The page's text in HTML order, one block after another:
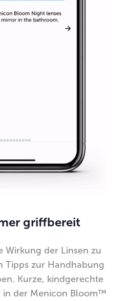
griffbereit
Wirkung der Linsen zu
Tipps zur Handhabung
Kurze, kindgerechte
in der Menicon Bloom™